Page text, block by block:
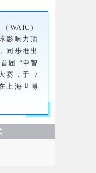
WAIC）
影响力顶
同步推出
届 “申智
赛，于 7
上海世博